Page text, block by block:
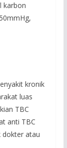
karbon
kronik
luas
TBC
anti TBC
dokter atau